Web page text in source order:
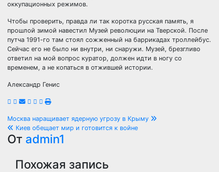
оккупационных режимов.
Чтобы проверить, правда ли так коротка русская память, я
прошлой зимой навестил Музей революции на Тверской. После
путча 1991-го там стоял сожженный на баррикадах троллейбус.
Сейчас его не было ни внутри, ни снаружи. Музей, брезгливо
ответил на мой вопрос куратор, должен идти в ногу со
временем, а не копаться в отжившей истории.
Александр Генис
Навигация
по
записям
Москва наращивает ядерную угрозу в Крыму
Киев обещает мир и готовится к войне
От admin1
Похожая запись